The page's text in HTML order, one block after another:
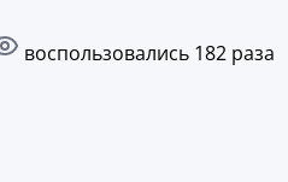
воспользовались 182 раза